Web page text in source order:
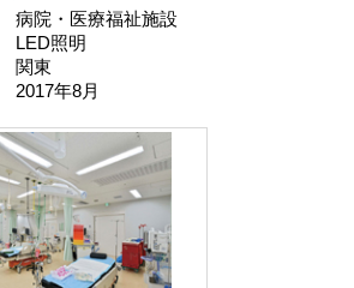
病院・医療福祉施設
LED照明
関東
2017年8月